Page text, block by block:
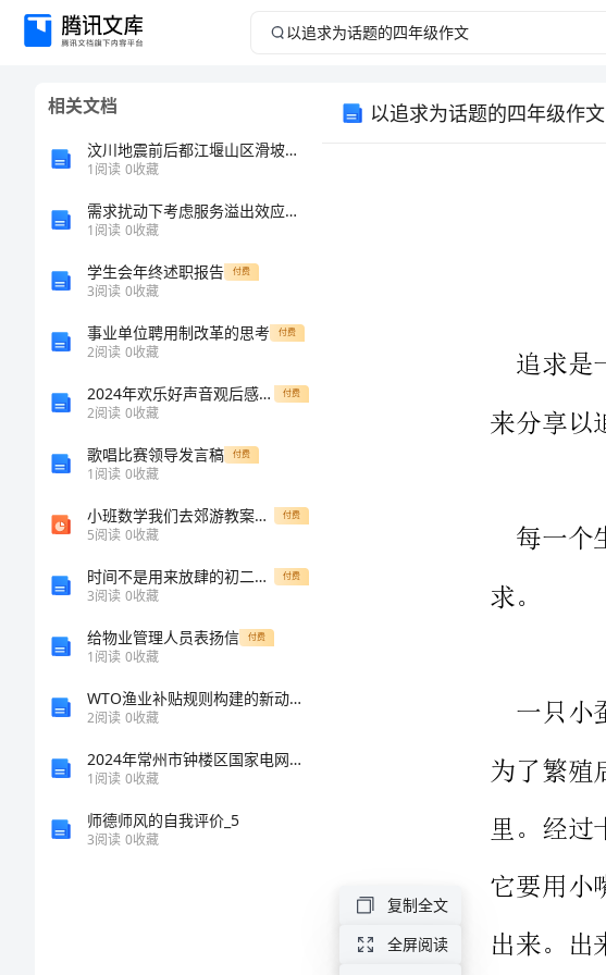
以
相关文档
汶川地震前后都江堰山区滑坡滑动距离影响因素变化分析
1阅读 0收藏
需求扰动下考虑服务溢出效应的双渠道供应链决策与协调的开题报告
1阅读 0收藏
学生会年终述职报告 付费
3阅读 0收藏
事业单位聘用制改革的思考 付费
2阅读 0收藏
2024年欢乐好声音观后感300字 付费
2阅读 0收藏
歌唱比赛领导发言稿 付费
1阅读 0收藏
小班数学我们去郊游教案反思 付费
5阅读 0收藏
时间不是用来放肆的初二作文 付费
3阅读 0收藏
给物业管理人员表扬信 付费
1阅读 0收藏
WTO渔业补贴规则构建的新动向研究——兼论中国的应对措施的中期报告
2阅读 0收藏
2024年常州市钟楼区国家电网招聘之机械动力类考试题库附参考答案【典型题】
1阅读 0收藏
师德师风的自我评价_5
3阅读 0收藏
以追求为话题的四年级作文
复制全文
全屏阅读